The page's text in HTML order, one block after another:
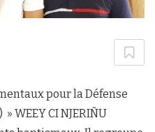
pour la Défense
WEEY CI NJERIÑU